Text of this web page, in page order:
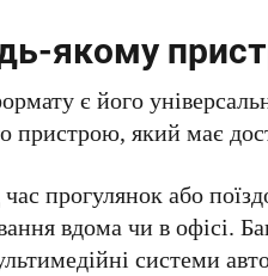
якому
є його
пристрою, який має
прогулянок або
вдома чи в офісі.
системи